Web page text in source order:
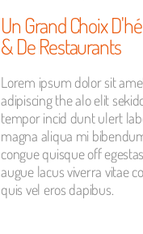
Un Grand Choix
& De Restaurants
Lorem ipsum dolor sit
adipiscing the alo elit
tempor incid dunt ulert
magna aliqua mi
congue quisque off
augue lacus viverra vitae
quis vel eros dapibus.